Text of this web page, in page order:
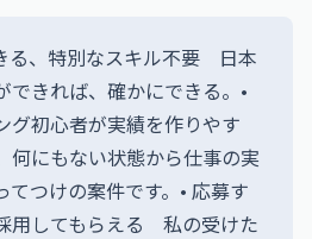
る、特別なスキル不要 日本
できれば、確かにできる。•
グ初心者が実績を作りやす
にもない状態から仕事の実
てつけの案件です。• 応募す
用してもらえる 私の受けた